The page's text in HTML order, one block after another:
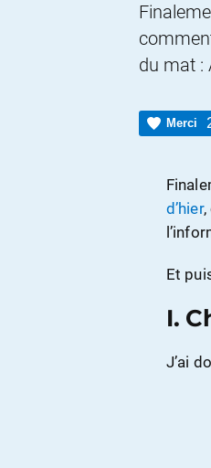
du mat :
Merci
d’hier,
Et
I.
J’ai